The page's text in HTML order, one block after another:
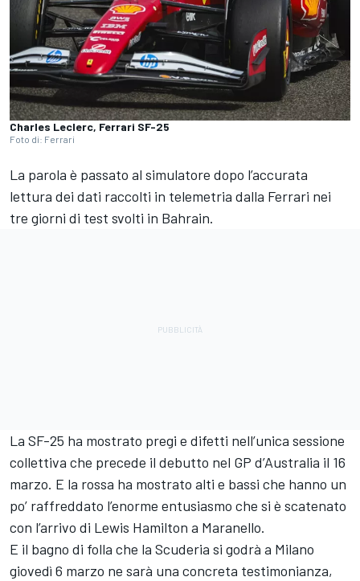
Charles Leclerc, Ferrari SF-25
Foto di: Ferrari
La parola è passato al simulatore dopo l’accurata
lettura dei dati raccolti in telemetria dalla Ferrari nei
tre giorni di test svolti in Bahrain.
La SF-25 ha mostrato pregi e difetti nell’unica sessione
collettiva che precede il debutto nel GP d’Australia il 16
marzo. E la rossa ha mostrato alti e bassi che hanno un
po’ raffreddato l’enorme entusiasmo che si è scatenato
con l’arrivo di Lewis Hamilton a Maranello.
E il bagno di folla che la Scuderia si godrà a Milano
giovedì 6 marzo ne sarà una concreta testimonianza,